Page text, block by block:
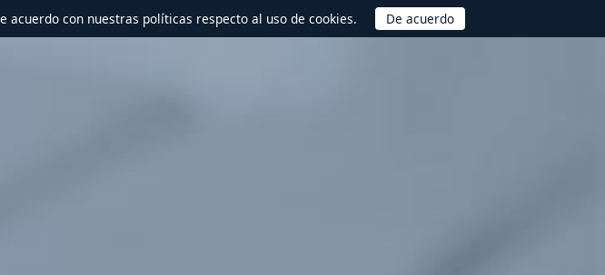
acuerdo con nuestras políticas respecto al uso de cookies.